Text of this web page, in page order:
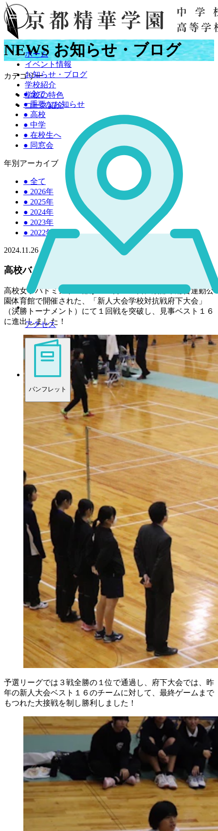
ホーム
イベント情報
お知らせ・ブログ
学校紹介
学校の特色
コース紹介
アクセス
パンフレット
NEWS お知らせ・ブログ
カテゴリー
●全て
●重要なお知らせ
● 高校
● 中学
● 在校生へ
● 同窓会
年別アーカイブ
● 全て
● 2026年
● 2025年
● 2024年
● 2023年
● 2022年
2024.11.26
高校バドミントン部がベスト16目指して大健闘！
高校女子バドミントン部が１１月１６日に綾部市総合運動公
園体育館で開催された、「新人大会学校対抗戦府下大会」
（決勝トーナメント）にて１回戦を突破し、見事ベスト１６
に進出しました！
予選リーグでは３戦全勝の１位で通過し、府下大会では、昨
年の新人大会ベスト１６のチームに対して、最終ゲームまで
もつれた大接戦を制し勝利しました！